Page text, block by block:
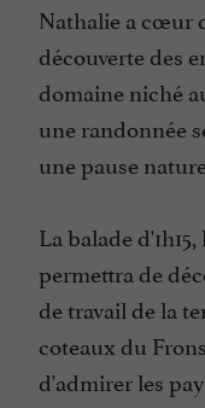
Nathalie a cœur
découverte des
domaine niché
une randonnée
une pause
La balade
permettra de
de travail de la
coteaux du
d'admirer les